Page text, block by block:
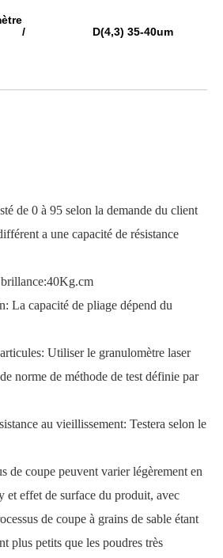
/ D(4,3) 35-40um
de 0 à 95 selon la demande du client
a une capacité de résistance
: La capacité de pliage dépend du
: Utiliser le granulomètre laser
norme de méthode de test définie par
au vieillissement: Testera selon le
de coupe peuvent varier légèrement en
et effet de surface du produit, avec
de coupe à grains de sable étant
plus petits que les poudres très